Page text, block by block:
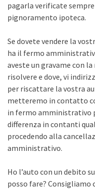
pagarla verificate
pignoramento ipoteca.
Se dovete vendere la
ha il fermo
aveste un gravame con
risolvere e dove, vi
per riscattare la vostra
metteremo in contatto
in fermo amministrativo
differenza in contanti
procedendo alla
amministrativo.
Ho l’auto con un debito
posso fare?